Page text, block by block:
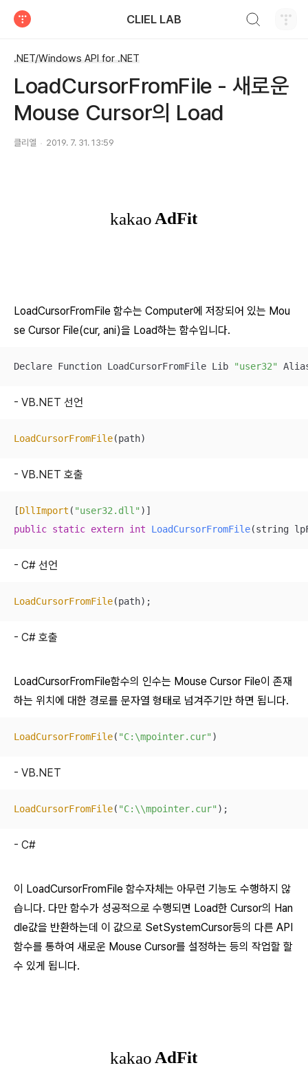
CLIEL LAB
.NET/Windows API for .NET
LoadCursorFromFile - 새로운
Mouse Cursor의 Load
클리엘 2019. 7. 31. 13:59
LoadCursorFromFile 함수는 Computer에 저장되어 있는 Mou
se Cursor File(cur, ani)을 Load하는 함수입니다.
Declare Function LoadCursorFromFile Lib "user32"
- VB.NET 선언
LoadCursorFromFile(path)
- VB.NET 호출
[DllImport ( "user32.dll"
public static extern int LoadCursorFromFile(string
- C# 선언
LoadCursorFromFile(path);
- C# 호출
LoadCursorFromFile함수의 인수는 Mouse Cursor File이 존재
하는 위치에 대한 경로를 문자열 형태로 넘겨주기만 하면 됩니다.
LoadCursorFromFile( "C:\mpointer.cur" )
- VB.NET
LoadCursorFromFile( "C:\\mpointer.cur" );
- C#
이 LoadCursorFromFile 함수자체는 아무런 기능도 수행하지 않
습니다. 다만 함수가 성공적으로 수행되면 Load한 Cursor의 Han
dle값을 반환하는데 이 값으로 SetSystemCursor등의 다른 API
함수를 통하여 새로운 Mouse Cursor를 설정하는 등의 작업할 할
수 있게 됩니다.